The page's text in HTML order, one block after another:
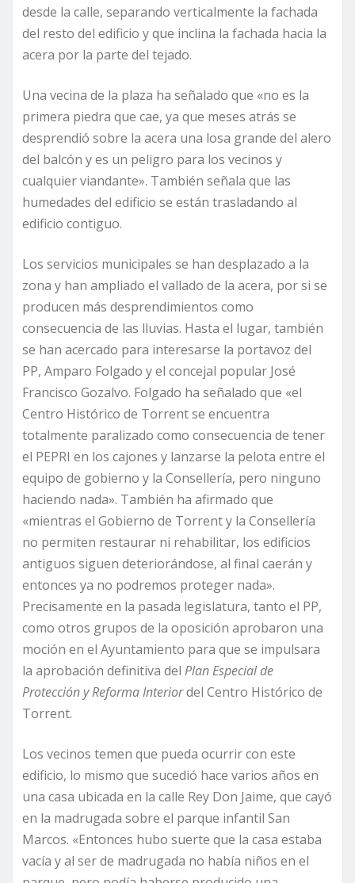
desde la calle, separando verticalmente la fachada
del resto del edificio y que inclina la fachada hacia la
acera por la parte del tejado.
Una vecina de la plaza ha señalado que «no es la
primera piedra que cae, ya que meses atrás se
desprendió sobre la acera una losa grande del alero
del balcón y es un peligro para los vecinos y
cualquier viandante». También señala que las
humedades del edificio se están trasladando al
edificio contiguo.
Los servicios municipales se han desplazado a la
zona y han ampliado el vallado de la acera, por si se
producen más desprendimientos como
consecuencia de las lluvias. Hasta el lugar, también
se han acercado para interesarse la portavoz del
PP, Amparo Folgado y el concejal popular José
Francisco Gozalvo. Folgado ha señalado que «el
Centro Histórico de Torrent se encuentra
totalmente paralizado como consecuencia de tener
el PEPRI en los cajones y lanzarse la pelota entre el
equipo de gobierno y la Consellería, pero ninguno
haciendo nada». También ha afirmado que
«mientras el Gobierno de Torrent y la Consellería
no permiten restaurar ni rehabilitar, los edificios
antiguos siguen deteriorándose, al final caerán y
entonces ya no podremos proteger nada».
Precisamente en la pasada legislatura, tanto el PP,
como otros grupos de la oposición aprobaron una
moción en el Ayuntamiento para que se impulsara
la aprobación definitiva del Plan Especial de
Protección y Reforma Interiordel Centro Histórico de
Torrent.
Los vecinos temen que pueda ocurrir con este
edificio, lo mismo que sucedió hace varios años en
una casa ubicada en la calle Rey Don Jaime, que cayó
en la madrugada sobre el parque infantil San
Marcos. «Entonces hubo suerte que la casa estaba
vacía y al ser de madrugada no había niños en el